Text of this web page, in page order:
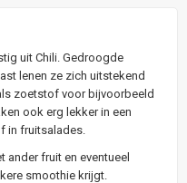
uit Chili. Gedroogde
lenen ze zich uitstekend
zoetstof voor bijvoorbeeld
ook erg lekker in een
in fruitsalades.
ander fruit en eventueel
smoothie krijgt.